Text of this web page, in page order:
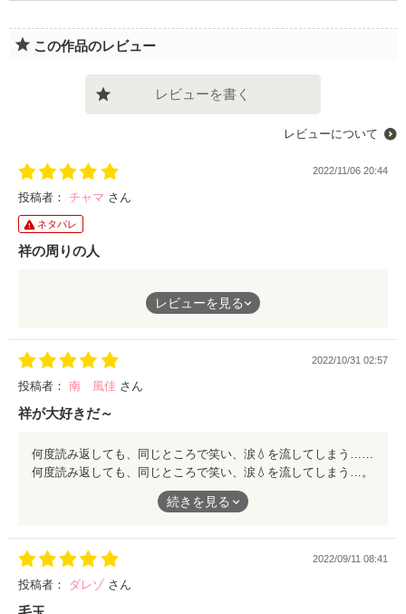
この作品のレビュー
レビューを書く
レビューについて
2022/11/06 20:44
投稿者： チャマ さん
ネタバレ
祥の周りの人
いい人ばかり。それもこれも祥の人柄だろうな。媚びない、前向
き、素直、一生懸命。祥を好きになり、記憶を無くした状態でも
ただろうけど、本能(⁈)で祥を求めていたんだろうな。すごい。
つむちゃんも可愛いくて♡つむちゃんが繋いだ家族との繋がりと
めっちゃ面白くて一気読みしました。
レビューを見る
2022/10/31 02:57
投稿者： 南 風佳 さん
祥が大好きだ～
何度読み返しても、同じところで笑い、涙💧を流してしまう…。 相手の幸せを一番に思う祥が大好きだ～
何度読み返しても、同じところで笑い、涙💧を流してしまう…。
相手の幸せを一番に思う祥が大好きだ～
続きを見る
2022/09/11 08:41
投稿者： ダレゾ さん